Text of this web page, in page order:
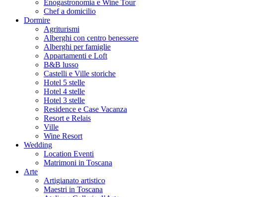
Enogastronomia e Wine Tour
Chef a domicilio
Dormire
Agriturismi
Alberghi con centro benessere
Alberghi per famiglie
Appartamenti e Loft
B&B lusso
Castelli e Ville storiche
Hotel 5 stelle
Hotel 4 stelle
Hotel 3 stelle
Residence e Case Vacanza
Resort e Relais
Ville
Wine Resort
Wedding
Location Eventi
Matrimoni in Toscana
Arte
Artigianato artistico
Maestri in Toscana